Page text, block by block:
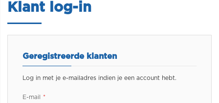
Klant log-in
Geregistreerde klanten
Log in met je e-mailadres indien je een account hebt.
E-mail